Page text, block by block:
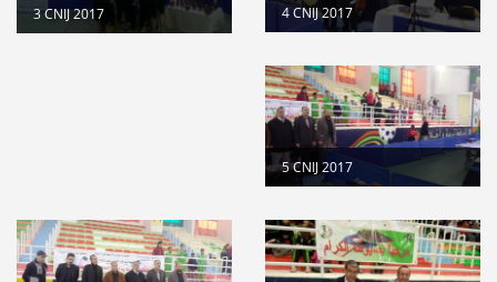
المرحلة الجهوية التأهيلية للبطولة...Lire la suite
dispositions pratiques 2025-2026...Lire la suite
Modification au calendrier des...Lire la suite
3 CNIJ 2017 4 CNIJ 2017
5 CNIJ 2017